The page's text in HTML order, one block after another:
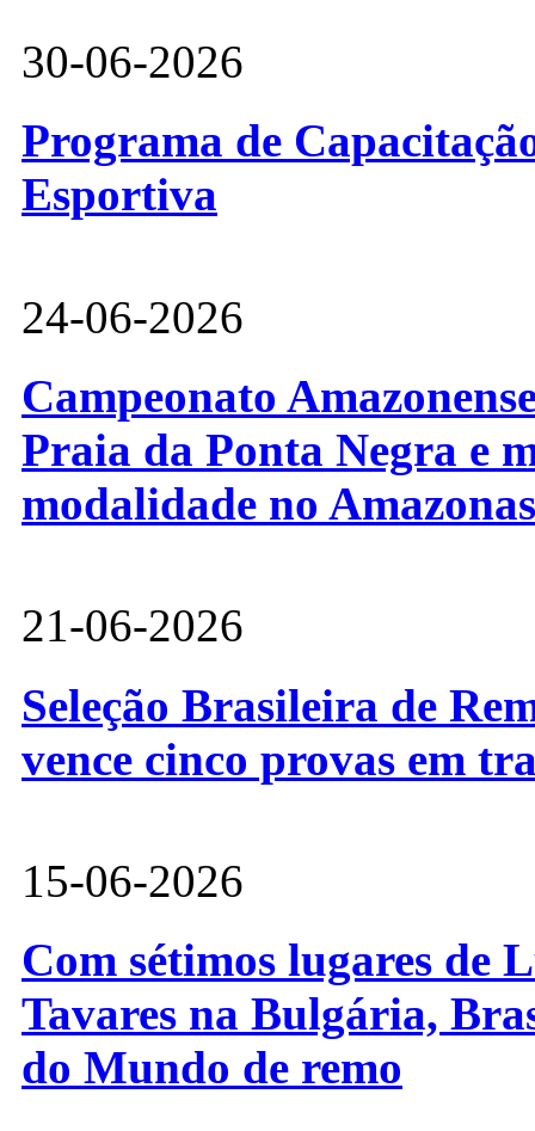
30-06-2026
Programa de
Esportiva
24-06-2026
Campeonato
Praia da Ponta Negra e
modalidade no Amazonas
21-06-2026
Seleção Brasileira de
vence cinco provas em
15-06-2026
Com sétimos lugares de
Tavares na Bulgária,
do Mundo de remo